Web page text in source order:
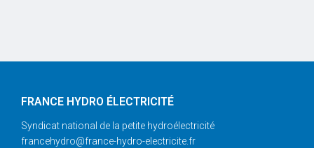
FRANCE HYDRO ÉLECTRICITÉ
Syndicat national de la petite hydroélectricité
francehydro@france-hydro-electricite.fr